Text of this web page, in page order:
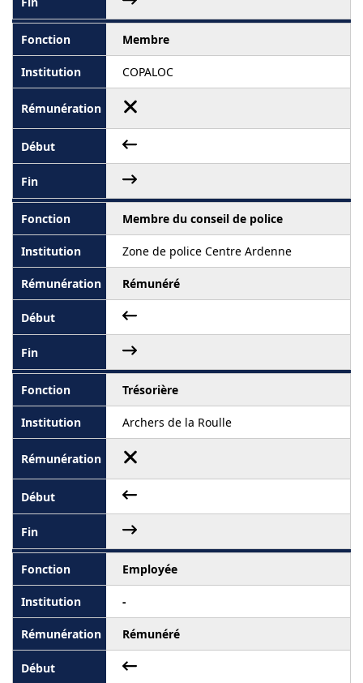
Membre
COPALOC
Membre du conseil de police
Zone de police Centre Ardenne
Rémunéré
Trésorière
Archers de la Roulle
Employée
-
Rémunéré